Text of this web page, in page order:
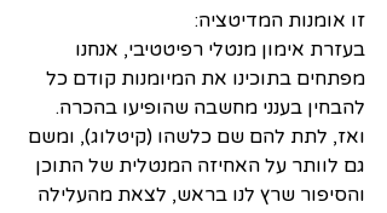
זו אומנות המדיטציה:
בעזרת אימון מנטלי רפיטטיבי, אנחנו
מפתחים בתוכינו את המיומנות קודם כל
להבחין בענני מחשבה שהופיעו בהכרה.
ואז, לתת להם שם כלשהו (קיטלוג), ומשם
גם לוותר על האחיזה המנטלית של התוכן
והסיפור שרץ לנו בראש, לצאת מהעלילה